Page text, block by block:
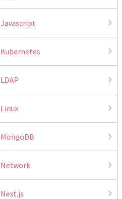
Javascript
Kubernetes
LDAP
Linux
MongoDB
Network
Next.js